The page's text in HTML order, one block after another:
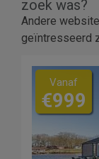
zoek was?
Andere
geïntresseerd
Vanaf
€999